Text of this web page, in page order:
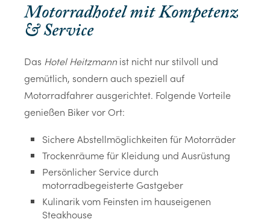
Motorradhotel mit Kompetenz
& Service
Das Hotel Heitzmann ist nicht nur stilvoll und
gemütlich, sondern auch speziell auf
Motorradfahrer ausgerichtet. Folgende Vorteile
genießen Biker vor Ort:
Sichere Abstellmöglichkeiten für Motorräder
Trockenräume für Kleidung und Ausrüstung
Persönlicher Service durch
motorradbegeisterte Gastgeber
Kulinarik vom Feinsten im hauseigenen
Steakhouse